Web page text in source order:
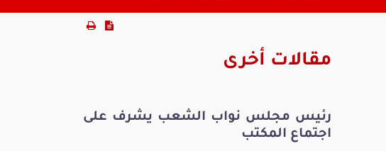
مقالات أخرى
رئيس مجلس نواب الشعب يشرف على
اجتماع المكتب